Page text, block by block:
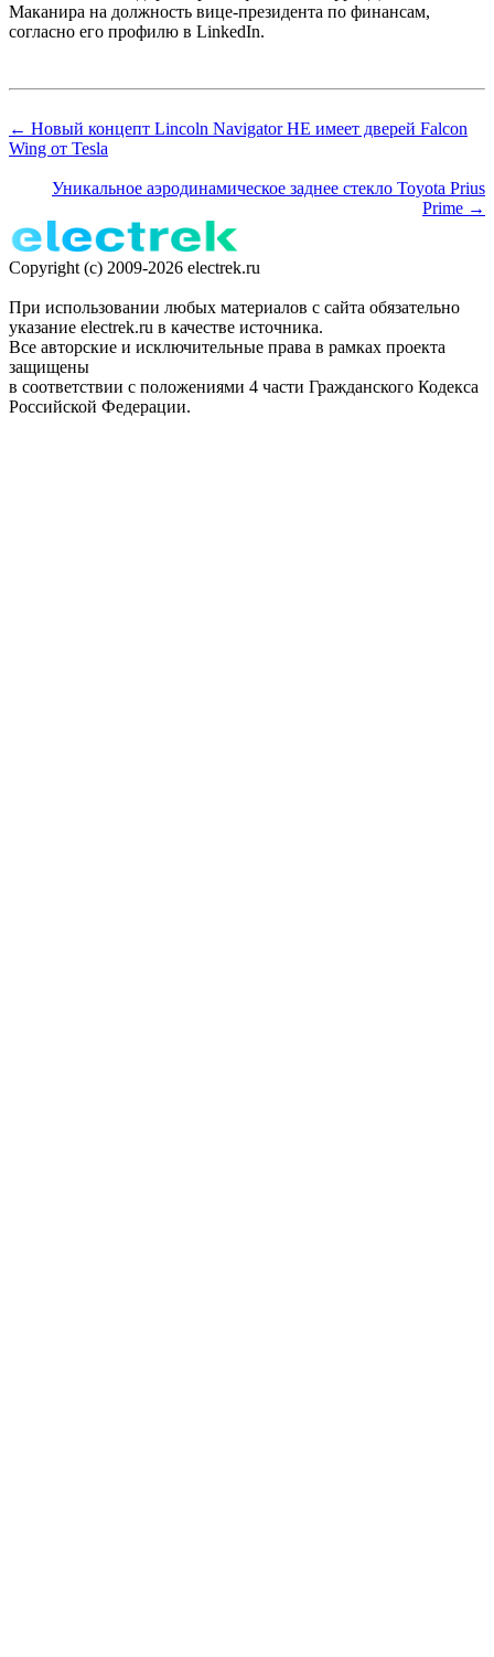
Маканира на должность вице-президента по финансам,
согласно его профилю в LinkedIn.
← Новый концепт Lincoln Navigator НЕ имеет дверей Falcon
Wing от Tesla
Уникальное аэродинамическое заднее стекло Toyota Prius
Prime →
Copyright (c) 2009-2026 electrek.ru
При использовании любых материалов с сайта обязательно
указание electrek.ru в качестве источника.
Все авторские и исключительные права в рамках проекта
защищены
в соответствии с положениями 4 части Гражданского Кодекса
Российской Федерации.